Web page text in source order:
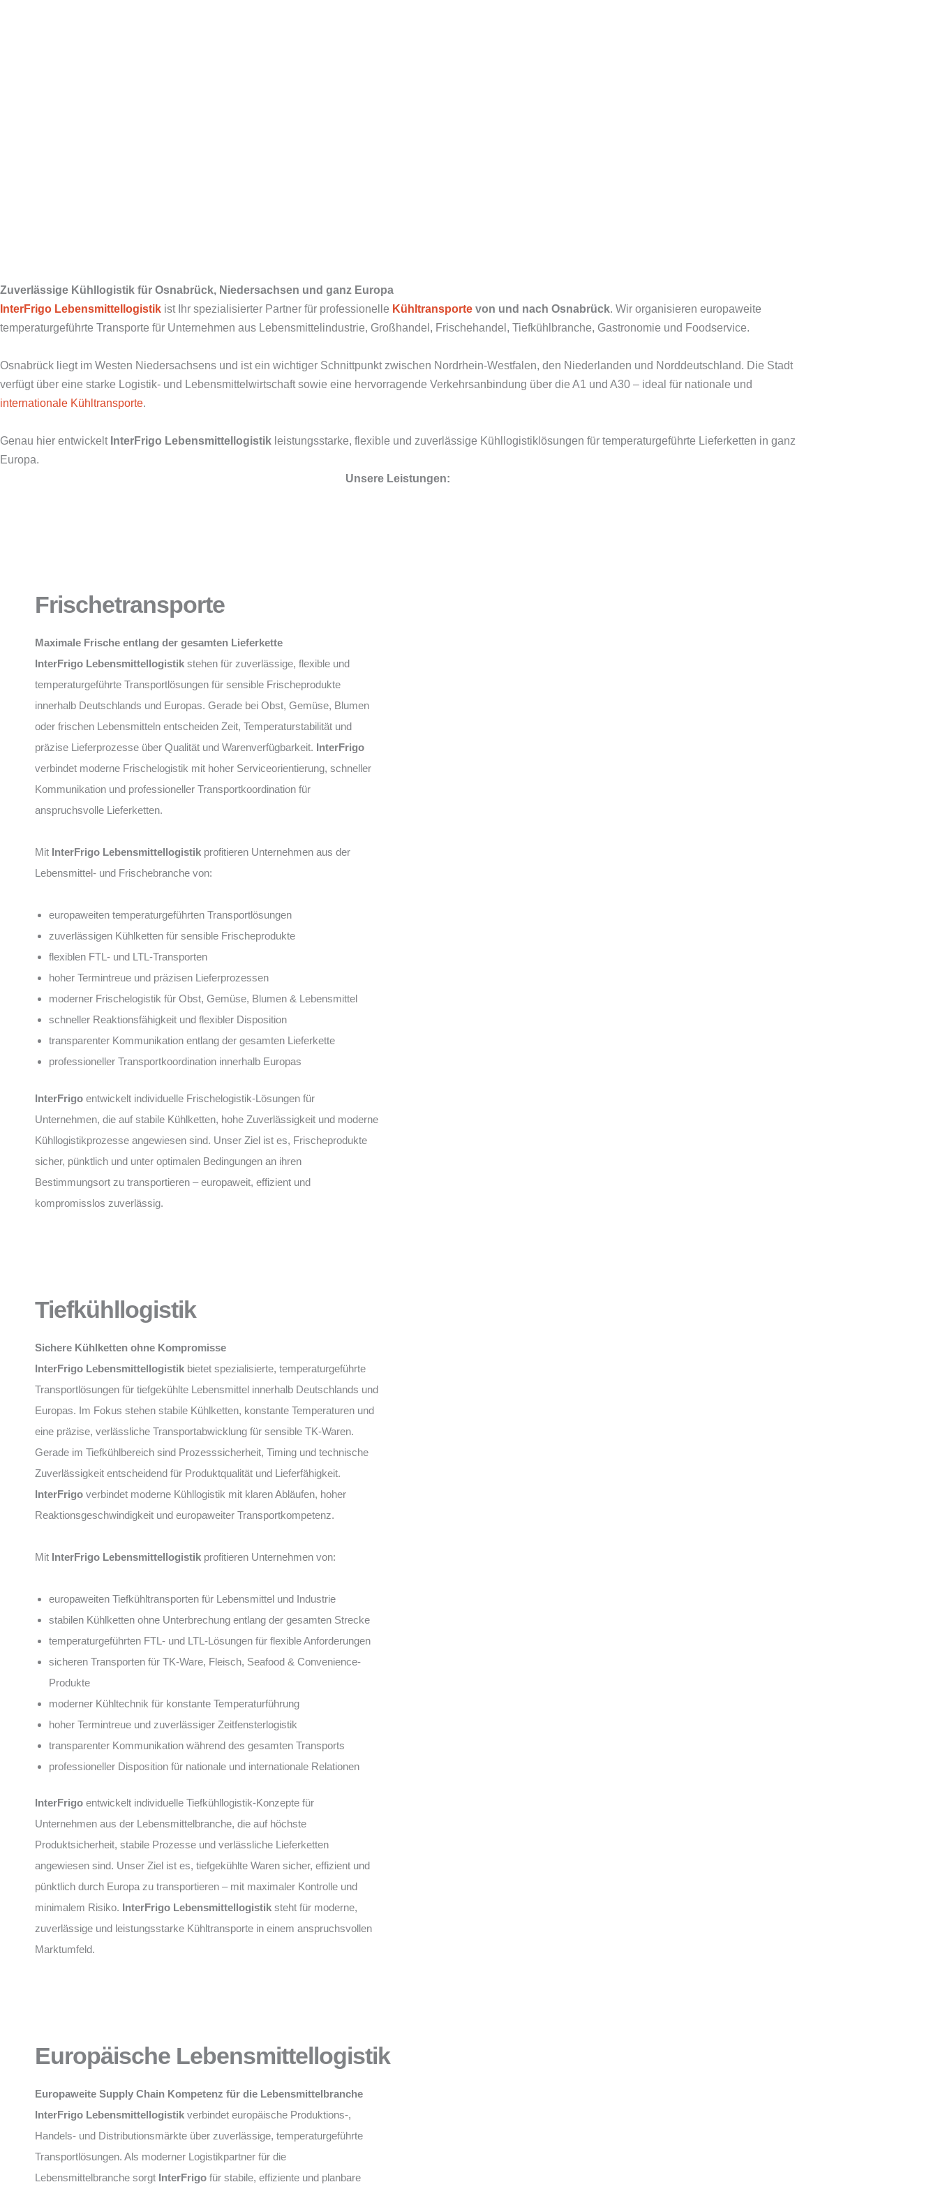
Zuverlässige Kühllogistik für Osnabrück, Niedersachsen und ganz Europa
InterFrigo Lebensmittellogistik ist Ihr spezialisierter Partner für professionelle Kühltransporte von und nach Osnabrück. Wir organisieren europaweite
temperaturgeführte Transporte für Unternehmen aus Lebensmittelindustrie, Großhandel, Frischehandel, Tiefkühlbranche, Gastronomie und Foodservice.
Osnabrück liegt im Westen Niedersachsens und ist ein wichtiger Schnittpunkt zwischen Nordrhein-Westfalen, den Niederlanden und Norddeutschland. Die Stadt
verfügt über eine starke Logistik- und Lebensmittelwirtschaft sowie eine hervorragende Verkehrsanbindung über die A1 und A30 – ideal für nationale und
internationale Kühltransporte.
Genau hier entwickelt InterFrigo Lebensmittellogistik leistungsstarke, flexible und zuverlässige Kühllogistiklösungen für temperaturgeführte Lieferketten in ganz
Europa.
Unsere Leistungen:
Frischetransporte
Maximale Frische entlang der gesamten Lieferkette
InterFrigo Lebensmittellogistik stehen für zuverlässige, flexible und
temperaturgeführte Transportlösungen für sensible Frischeprodukte
innerhalb Deutschlands und Europas. Gerade bei Obst, Gemüse, Blumen
oder frischen Lebensmitteln entscheiden Zeit, Temperaturstabilität und
präzise Lieferprozesse über Qualität und Warenverfügbarkeit. InterFrigo
verbindet moderne Frischelogistik mit hoher Serviceorientierung, schneller
Kommunikation und professioneller Transportkoordination für
anspruchsvolle Lieferketten.
Mit InterFrigo Lebensmittellogistik profitieren Unternehmen aus der
Lebensmittel- und Frischebranche von:
europaweiten temperaturgeführten Transportlösungen
zuverlässigen Kühlketten für sensible Frischeprodukte
flexiblen FTL- und LTL-Transporten
hoher Termintreue und präzisen Lieferprozessen
moderner Frischelogistik für Obst, Gemüse, Blumen & Lebensmittel
schneller Reaktionsfähigkeit und flexibler Disposition
transparenter Kommunikation entlang der gesamten Lieferkette
professioneller Transportkoordination innerhalb Europas
InterFrigo entwickelt individuelle Frischelogistik-Lösungen für
Unternehmen, die auf stabile Kühlketten, hohe Zuverlässigkeit und moderne
Kühllogistikprozesse angewiesen sind. Unser Ziel ist es, Frischeprodukte
sicher, pünktlich und unter optimalen Bedingungen an ihren
Bestimmungsort zu transportieren – europaweit, effizient und
kompromisslos zuverlässig.
Tiefkühllogistik
Sichere Kühlketten ohne Kompromisse
InterFrigo Lebensmittellogistik bietet spezialisierte, temperaturgeführte
Transportlösungen für tiefgekühlte Lebensmittel innerhalb Deutschlands und
Europas. Im Fokus stehen stabile Kühlketten, konstante Temperaturen und
eine präzise, verlässliche Transportabwicklung für sensible TK-Waren.
Gerade im Tiefkühlbereich sind Prozesssicherheit, Timing und technische
Zuverlässigkeit entscheidend für Produktqualität und Lieferfähigkeit.
InterFrigo verbindet moderne Kühllogistik mit klaren Abläufen, hoher
Reaktionsgeschwindigkeit und europaweiter Transportkompetenz.
Mit InterFrigo Lebensmittellogistik profitieren Unternehmen von:
europaweiten Tiefkühltransporten für Lebensmittel und Industrie
stabilen Kühlketten ohne Unterbrechung entlang der gesamten Strecke
temperaturgeführten FTL- und LTL-Lösungen für flexible Anforderungen
sicheren Transporten für TK-Ware, Fleisch, Seafood & Convenience-
Produkte
moderner Kühltechnik für konstante Temperaturführung
hoher Termintreue und zuverlässiger Zeitfensterlogistik
transparenter Kommunikation während des gesamten Transports
professioneller Disposition für nationale und internationale Relationen
InterFrigo entwickelt individuelle Tiefkühllogistik-Konzepte für
Unternehmen aus der Lebensmittelbranche, die auf höchste
Produktsicherheit, stabile Prozesse und verlässliche Lieferketten
angewiesen sind. Unser Ziel ist es, tiefgekühlte Waren sicher, effizient und
pünktlich durch Europa zu transportieren – mit maximaler Kontrolle und
minimalem Risiko. InterFrigo Lebensmittellogistik steht für moderne,
zuverlässige und leistungsstarke Kühltransporte in einem anspruchsvollen
Marktumfeld.
Europäische Lebensmittellogistik
Europaweite Supply Chain Kompetenz für die Lebensmittelbranche
InterFrigo Lebensmittellogistik verbindet europäische Produktions-,
Handels- und Distributionsmärkte über zuverlässige, temperaturgeführte
Transportlösungen. Als moderner Logistikpartner für die
Lebensmittelbranche sorgt InterFrigo für stabile, effiziente und planbare